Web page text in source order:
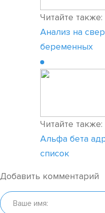
Читайте также:
Анализ на
беременных
Читайте также:
Альфа бета
список
Добавить комментарий